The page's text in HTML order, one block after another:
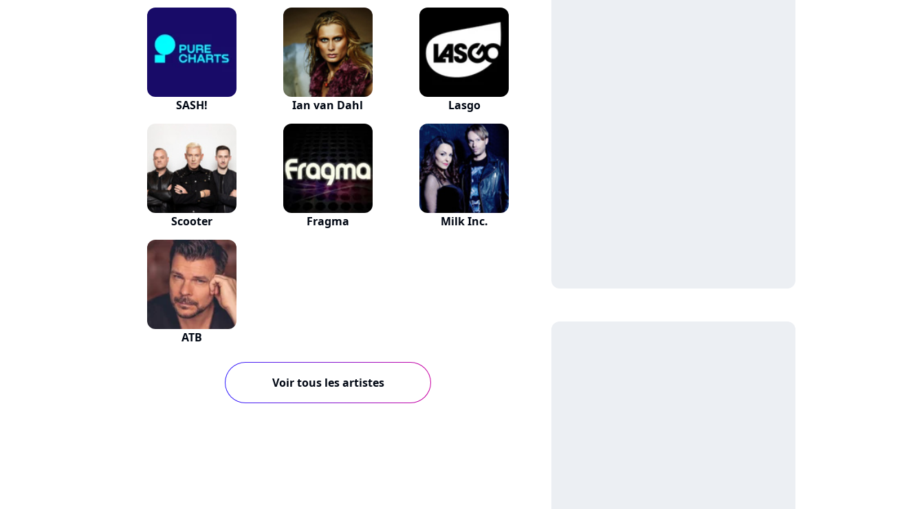
SASH! Ian van Dahl Lasgo
Scooter Fragma Milk Inc.
ATB
Voir tous les artistes